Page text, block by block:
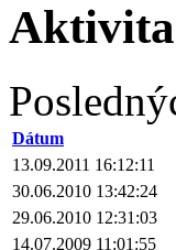
Dátum
13.09.2011 16:12:11
30.06.2010 13:42:24
29.06.2010 12:31:03
14.07.2009 11:01:55